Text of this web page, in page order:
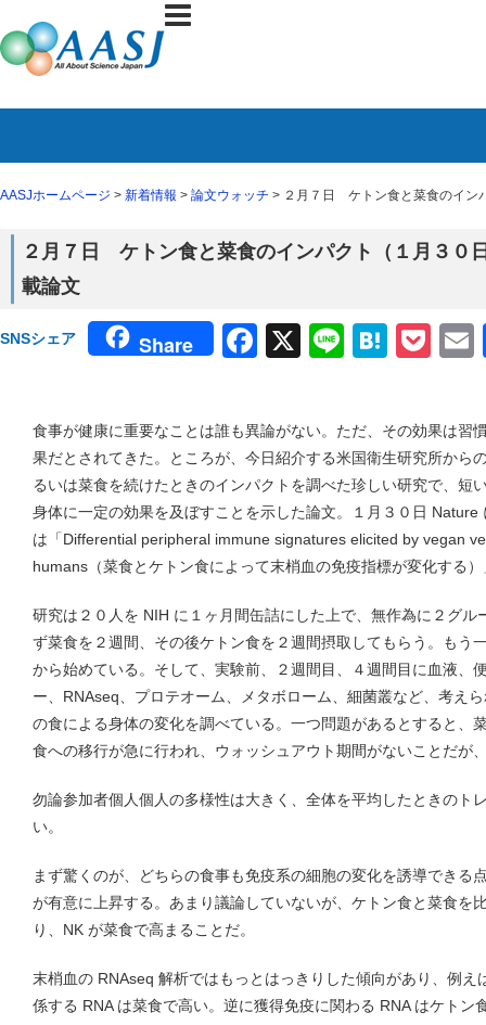
AASJホームページ > 新着情報 > 論文ウォッチ > ２月７日 ケトン食と菜食のイン
２月７日 ケトン食と菜食のインパクト（１月３０
載論文
SNSシェア Share Facebook
X Line
食事が健康に重要なことは誰も異論がない。ただ、その効果は習
果だとされてきた。ところが、今日紹介する米国衛生研究所から
るいは菜食を続けたときのインパクトを調べた珍しい研究で、短
身体に一定の効果を及ぼすことを示した論文。１月３０日
は「Differential peripheral immune signatures elicited by vegan
humans（菜食とケトン食によって末梢血の免疫指標が変化する
研究は２０人を NIH に１ヶ月間缶詰にした上で、無作為に２グル
ず菜食を２週間、その後ケトン食を２週間摂取してもらう。もう
から始めている。そして、実験前、２週間目、４週間目に血液、
ー、RNAseq、プロテオーム、メタボローム、細菌叢など、考え
の食による身体の変化を調べている。一つ問題があるとすると、
食への移行が急に行われ、ウォッシュアウト期間がないことだが
勿論参加者個人個人の多様性は大きく、全体を平均したときのト
い。
まず驚くのが、どちらの食事も免疫系の細胞の変化を誘導できる
が有意に上昇する。あまり議論していないが、ケトン食と菜食を
り、NK が菜食で高まることだ。
末梢血の RNAseq 解析ではもっとはっきりした傾向があり、例え
係する RNA は菜食で高い。逆に獲得免疫に関わる RNA はケトン